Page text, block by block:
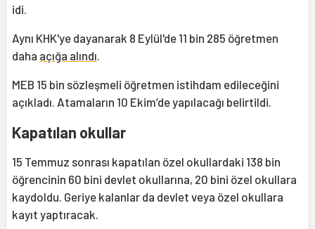
idi.
Aynı KHK'ye dayanarak 8 Eylül'de 11 bin 285 öğretmen
daha açığa alındı.
MEB 15 bin sözleşmeli öğretmen istihdam edileceğini
açıkladı. Atamaların 10 Ekim’de yapılacağı belirtildi.
Kapatılan okullar
15 Temmuz sonrası kapatılan özel okullardaki 138 bin
öğrencinin 60 bini devlet okullarına, 20 bini özel okullara
kaydoldu. Geriye kalanlar da devlet veya özel okullara
kayıt yaptıracak.